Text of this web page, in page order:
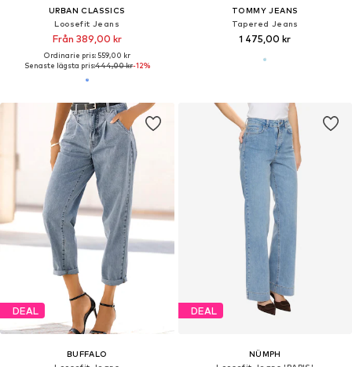
URBAN CLASSICS
Loosefit Jeans
Från 389,00 kr
Ordinarie pris: 559,00 kr
Senaste lägsta pris:444,00 kr-12%
TOMMY JEANS
Tapered Jeans
1 475,00 kr
DEAL
BUFFALO
DEAL
NÜMPH